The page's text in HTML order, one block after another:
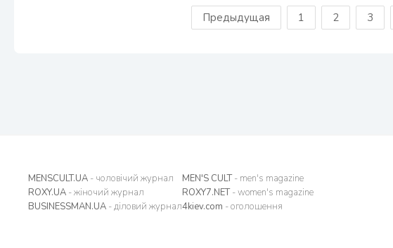
Предыдущая 1 2 3
MENSCULT.UA - чоловічий журнал
ROXY.UA - жіночий журнал
BUSINESSMAN.UA - діловий журнал
MEN'S CULT- men's magazine
ROXY7.NET- women's magazine
4kiev.com - оголошення